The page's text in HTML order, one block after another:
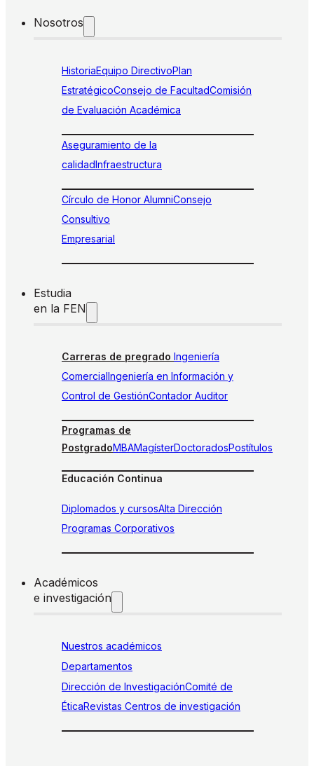
Nosotros
HistoriaEquipo DirectivoPlan
EstratégicoConsejo de FacultadComisión
de Evaluación Académica
Aseguramiento de la
calidadInfraestructura
Círculo de Honor AlumniConsejo
Consultivo
Empresarial
Estudia
en la FEN
Carreras de pregrado Ingeniería
ComercialIngeniería en Información y
Control de GestiónContador Auditor
Programas de
PostgradoMBAMagísterDoctoradosPostítulos
Educación Continua
Diplomados y cursosAlta Dirección
Programas Corporativos
Académicos
e investigación
Nuestros académicos
Departamentos
Dirección de InvestigaciónComité de
ÉticaRevistas Centros de investigación